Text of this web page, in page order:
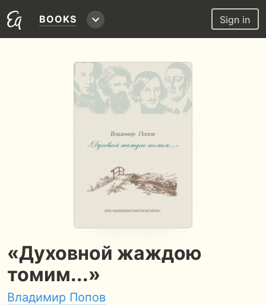
BOOKS Sign in
«Духовной жаждою
томим...»
Владимир Попов